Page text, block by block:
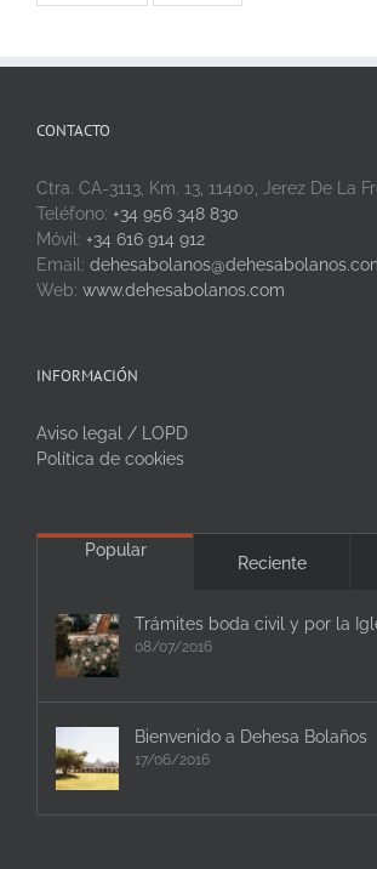
CONTACTO
Ctra. CA-3113, Km. 13, 11400, Jerez De La
Teléfono: +34 956 348 830
Móvil: +34 616 914 912
Email:
Web: www.dehesabolanos.com
INFORMACIÓN
Aviso legal / LOPD
Política de cookies
Popular
Reciente
Trámites boda civil y por la
08/07/2016
Bienvenido a Dehesa Bolaños
17/06/2016